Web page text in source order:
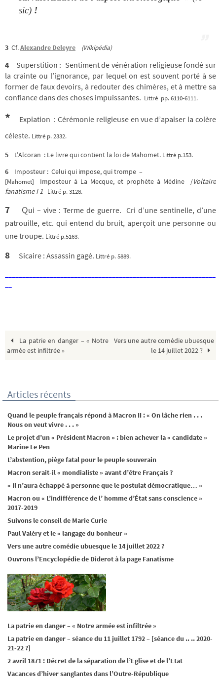
sic) !
3 Cf.Alexandre Deleyre (Wikipédia)
4 Superstition : Sentiment de vénération religieuse fondé sur
la crainte ou l’ignorance, par lequel on est souvent porté à se
former de faux devoirs, à redouter des chimères, et à mettre sa
confiance dans des choses impuissantes. Littré pp. 6110-6111.
*
Expiation : Cérémonie religieuse en vue d’apaiser la colère
céleste. Littré p. 2332.
5 L’Alcoran : Le livre qui contient la loi de Mahomet. Littré p.153.
6 Imposteur : Celui qui impose, qui trompe –
[Mahomet] Imposteur à La Mecque, et prophète à Médine /Voltaire
fanatisme I 1 Littré p. 3128.
7 Qui – vive : Terme de guerre. Cri d’une sentinelle, d’une
patrouille, etc. qui entend du bruit, aperçoit une personne ou
une troupe. Littré p.5163.
8 Sicaire : Assassin gagé. Littré p. 5889.
La patrie en danger – « Notre
armée est infiltrée »
Vers une autre comédie ubuesque
le 14 juillet 2022 ?
Articles récents
Quand le peuple français répond à Macron II : « On lâche rien . . .
Nous on veut vivre . . . »
Le projet d’un « Président Macron » : bien achever la « candidate »
Marine Le Pen
L’abstention, piège fatal pour le peuple souverain
Macron serait-il « mondialiste » avant d’être Français ?
« Il n’aura échappé à personne que le postulat démocratique… »
Macron ou « L’indifférence de l’ homme d’État sans conscience »
2017-2019
Suivons le conseil de Marie Curie
Paul Valéry et le « langage du bonheur »
Vers une autre comédie ubuesque le 14 juillet 2022 ?
Ouvrons l’Encyclopédie de Diderot à la page Fanatisme
La patrie en danger – « Notre armée est infiltrée »
La patrie en danger – séance du 11 juillet 1792 – [séance du .. .. 2020-
21-22 ?]
2 avril 1871 : Décret de la séparation de l’Eglise et de l’Etat
Vacances d’hiver sanglantes dans l’Outre-République